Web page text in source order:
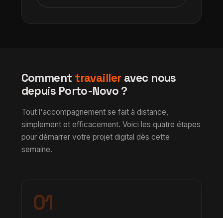
Comment travailleravec nous
depuis Porto-Novo ?
Tout l'accompagnement se fait à distance,
simplement et efficacement. Voici les quatre étapes
pour démarrer votre projet digital dès cette
semaine.
01